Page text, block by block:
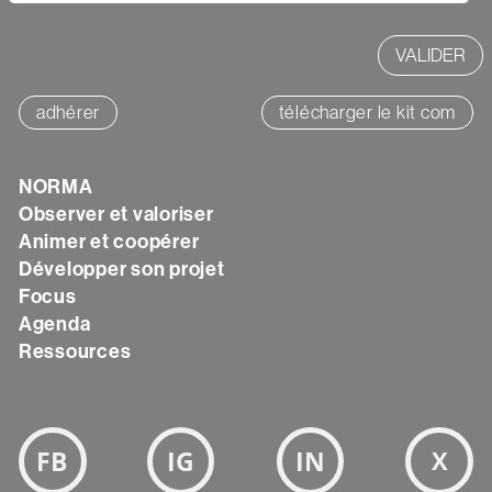
adhérer télécharger le kit com
Texte
NORMA
Observer et valoriser
Animer et coopérer
Développer son projet
Focus
Agenda
Ressources
Bloc
Réseaux